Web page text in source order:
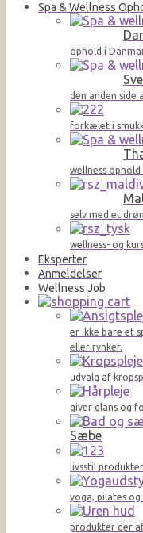
Spa & Wellness
ophold i
den anden side
forkælet i
wellness
selv med et
wellness- og
Eksperter
Anmeldelser
Wellness Job
er ikke bare et
eller rynker.
udvalg af
giver glans og
Sæbe
livsstil
yoga, pilates
produkter der